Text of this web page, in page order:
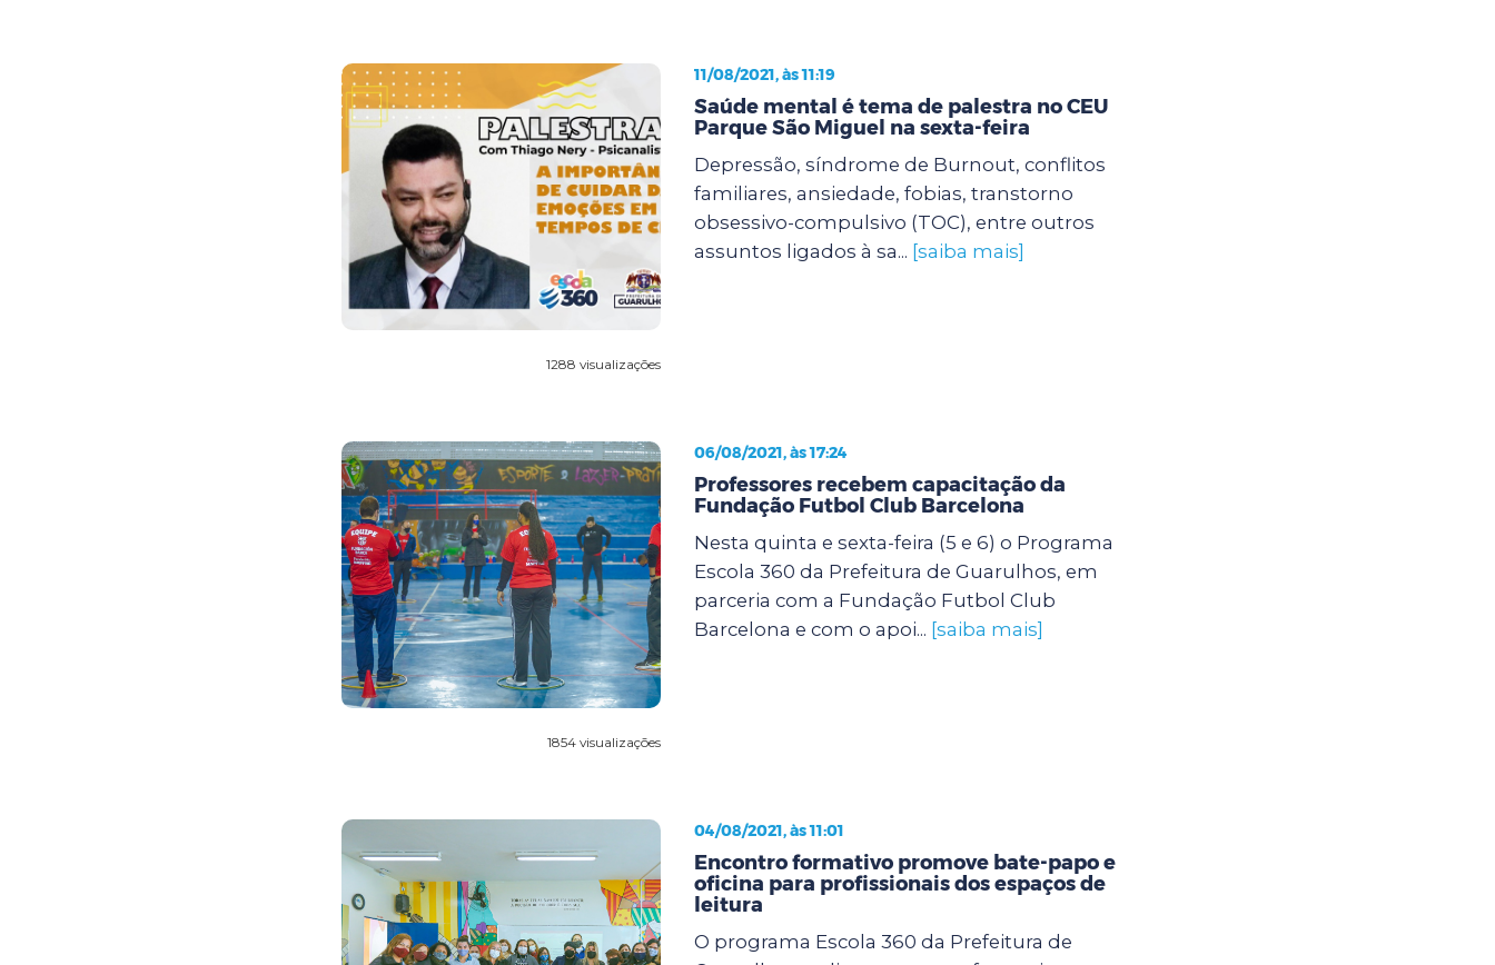
1288 visualizações
11/08/2021, às 11:19
Saúde mental é tema de palestra no CEU
Parque São Miguel na sexta-feira
Depressão, síndrome de Burnout, conflitos
familiares, ansiedade, fobias, transtorno
obsessivo-compulsivo (TOC), entre outros
assuntos ligados à sa... [saiba mais]
1854 visualizações
06/08/2021, às 17:24
Professores recebem capacitação da
Fundação Futbol Club Barcelona
Nesta quinta e sexta-feira (5 e 6) o Programa
Escola 360 da Prefeitura de Guarulhos, em
parceria com a Fundação Futbol Club
Barcelona e com o apoi... [saiba mais]
04/08/2021, às 11:01
Encontro formativo promove bate-papo e
oficina para profissionais dos espaços de
leitura
O programa Escola 360 da Prefeitura de